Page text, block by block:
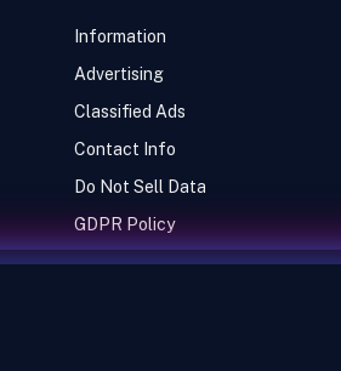
Information
Advertising
Classified Ads
Contact Info
Do Not Sell Data
GDPR Policy